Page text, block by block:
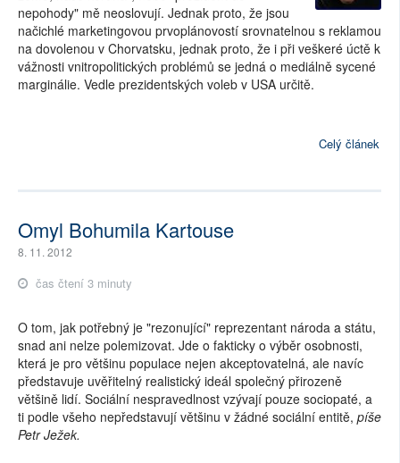
nepohody" mě neoslovují. Jednak proto, že jsou
načichlé marketingovou prvoplánovostí srovnatelnou s reklamou
na dovolenou v Chorvatsku, jednak proto, že i při veškeré úctě k
vážnosti vnitropolitických problémů se jedná o mediálně sycené
marginálie. Vedle prezidentských voleb v USA určitě.
Celý článek
Omyl Bohumila Kartouse
8. 11. 2012
čas čtení 3 minuty
O tom, jak potřebný je "rezonující" reprezentant národa a státu,
snad ani nelze polemizovat. Jde o fakticky o výběr osobnosti,
která je pro většinu populace nejen akceptovatelná, ale navíc
představuje uvěřitelný realistický ideál společný přirozeně
většině lidí. Sociální nespravedlnost vzývají pouze sociopaté, a
ti podle všeho nepředstavují většinu v žádné sociální entitě, píše
Petr Ježek.